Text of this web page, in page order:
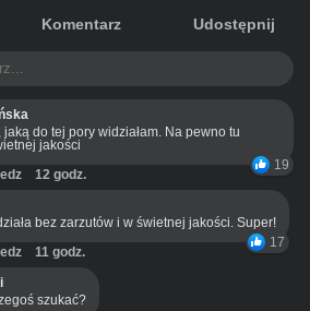
Komentarz Udostępnij
do tej pory widziałam. Na pewno tu
jakości
19
12 godz.
bez zarzutów i w świetnej jakości. Super!
17
11 godz.
szukać?